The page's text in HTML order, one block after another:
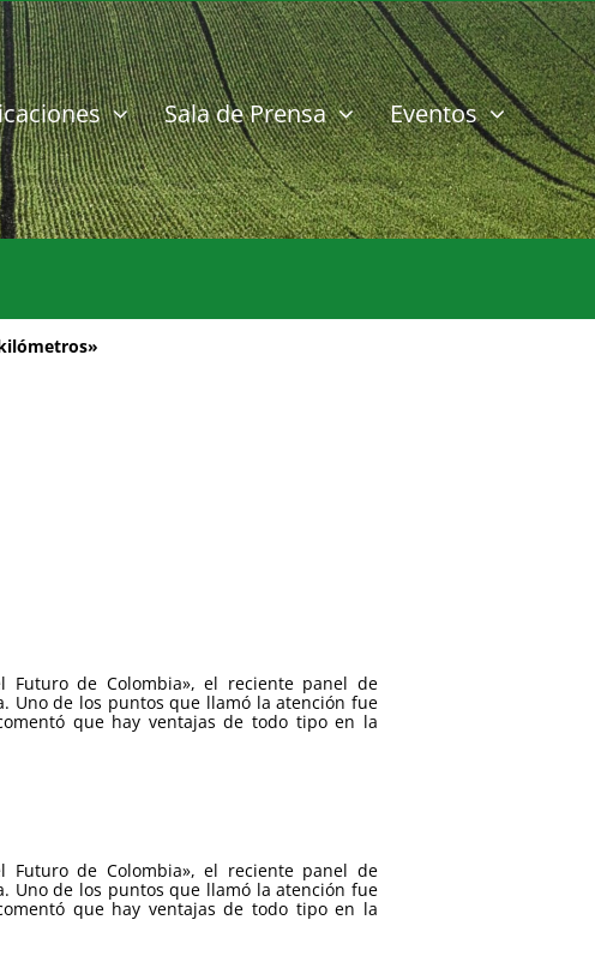
Sala de Prensa Eventos
Futuro de Colombia», el reciente panel de
Uno de los puntos que llamó la atención fue
que hay ventajas de todo tipo en la
Futuro de Colombia», el reciente panel de
Uno de los puntos que llamó la atención fue
que hay ventajas de todo tipo en la